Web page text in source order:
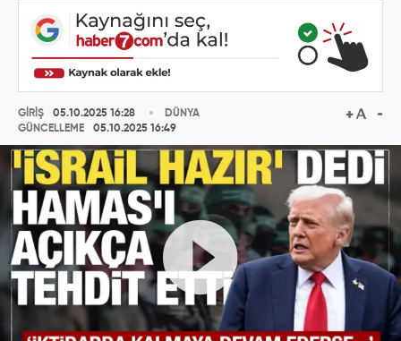
GİRİŞ
05.10.2025 16:28
GÜNCELLEME
05.10.2025 16:49
DÜNYA